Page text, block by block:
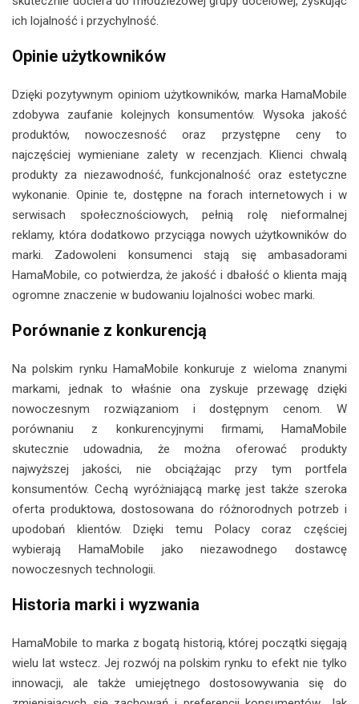
ich lojalność i przychylność.
Opinie użytkowników
Dzięki pozytywnym opiniom użytkowników, marka HamaMobile
zdobywa zaufanie kolejnych konsumentów. Wysoka jakość
produktów, nowoczesność oraz przystępne ceny to
najczęściej wymieniane zalety w recenzjach. Klienci chwalą
produkty za niezawodność, funkcjonalność oraz estetyczne
wykonanie. Opinie te, dostępne na forach internetowych i w
serwisach społecznościowych, pełnią rolę nieformalnej
reklamy, która dodatkowo przyciąga nowych użytkowników do
marki. Zadowoleni konsumenci stają się ambasadorami
HamaMobile, co potwierdza, że jakość i dbałość o klienta mają
ogromne znaczenie w budowaniu lojalności wobec marki.
Porównanie z konkurencją
Na polskim rynku HamaMobile konkuruje z wieloma znanymi
markami, jednak to właśnie ona zyskuje przewagę dzięki
nowoczesnym rozwiązaniom i dostępnym cenom. W
porównaniu z konkurencyjnymi firmami, HamaMobile
skutecznie udowadnia, że można oferować produkty
najwyższej jakości, nie obciążając przy tym portfela
konsumentów. Cechą wyróżniającą markę jest także szeroka
oferta produktowa, dostosowana do różnorodnych potrzeb i
upodobań klientów. Dzięki temu Polacy coraz częściej
wybierają HamaMobile jako niezawodnego dostawcę
nowoczesnych technologii.
Historia marki i wyzwania
HamaMobile to marka z bogatą historią, której początki sięgają
wielu lat wstecz. Jej rozwój na polskim rynku to efekt nie tylko
innowacji, ale także umiejętnego dostosowywania się do